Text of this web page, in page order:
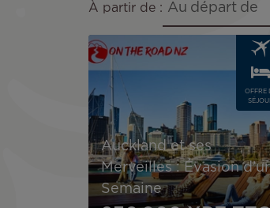
À partir de : Au départ de
Image
OFFRE
Auckland et ses
Merveilles : Évasion
Semaine